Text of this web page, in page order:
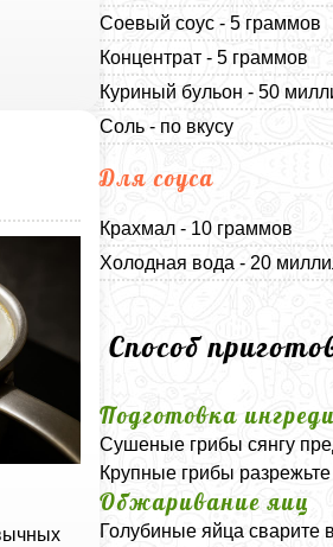
Соевый соус - 5 граммов
Концентрат - 5 граммов
Куриный бульон - 50
Соль - по вкусу
Для соуса
Крахмал - 10 граммов
Холодная вода - 20
Способ
Подготовка
Сушеные грибы сянгу
Крупные грибы
Обжаривание яиц
Голубиные яйца сварите